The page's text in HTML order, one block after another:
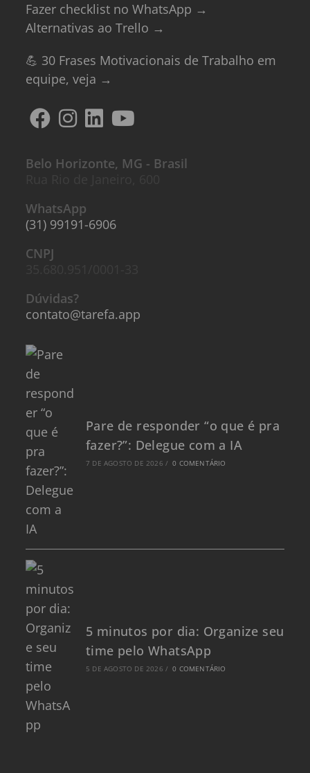
Fazer checklist no WhatsApp →
Alternativas ao Trello →
💪 30 Frases Motivacionais de Trabalho em
equipe, veja →
Belo Horizonte, MG - Brasil
WhatsApp
(31) 99191-6906
CNPJ
Dúvidas?
contato@tarefa.app
Pare de responder “o que é pra
fazer?”: Delegue com a IA
7 DE AGOSTO DE 2026 / 0 COMENTÁRIO
5 minutos por dia: Organize seu
time pelo WhatsApp
5 DE AGOSTO DE 2026 / 0 COMENTÁRIO